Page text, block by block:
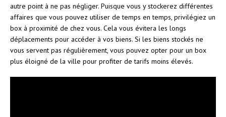
autre point à ne pas négliger. Puisque vous y stockerez différentes
affaires que vous pouvez utiliser de temps en temps, privilégiez un
box à proximité de chez vous. Cela vous évitera les longs
déplacements pour accéder à vos biens. Si les biens stockés ne
vous servent pas régulièrement, vous pouvez opter pour un box
plus éloigné de la ville pour profiter de tarifs moins élevés.